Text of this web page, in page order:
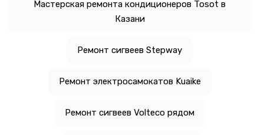
Мастерская ремонта кондиционеров Tosot в
Казани
Ремонт сигвеев Stepway
Ремонт электросамокатов Kuaike
Ремонт сигвеев Volteco рядом